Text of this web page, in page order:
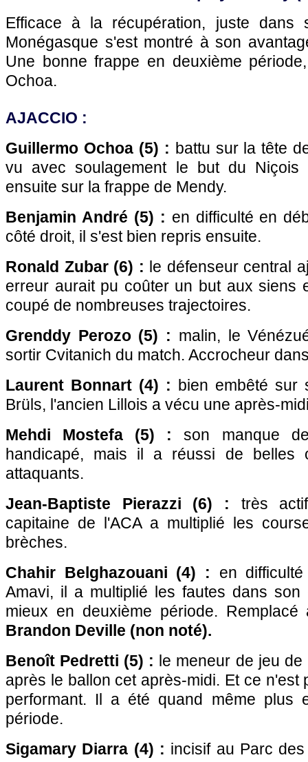
Efficace à la récupération, juste dans
Monégasque s'est montré à son
Une bonne frappe en deuxième
Ochoa.
AJACCIO :
Guillermo Ochoa (5) : battu sur la tête
vu avec soulagement le but du Niçois
ensuite sur la frappe de Mendy.
Benjamin André (5) : en difficulté en
côté droit, il s'est bien repris ensuite.
Ronald Zubar (6) : le défenseur central
erreur aurait pu coûter un but aux siens
coupé de nombreuses trajectoires.
Grenddy Perozo (5) : malin, le
sortir Cvitanich du match. Accrocheur
Laurent Bonnart (4) : bien embêté sur
Brüls, l'ancien Lillois a vécu une après-
Mehdi Mostefa (5) : son manque
handicapé, mais il a réussi de belles
attaquants.
Jean-Baptiste Pierazzi (6) : très
capitaine de l'ACA a multiplié les
brèches.
Chahir Belghazouani (4) : en
Amavi, il a multiplié les fautes dans
mieux en deuxième période.
Brandon Deville (non noté).
Benoît Pedretti (5) : le meneur de jeu
après le ballon cet après-midi. Et ce n'est
performant. Il a été quand même plus
période.
Sigamary Diarra (4) : incisif au Parc